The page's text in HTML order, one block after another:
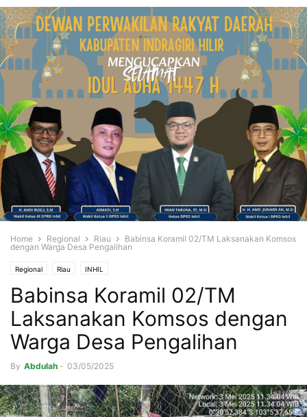
Home Regional Riau
Babinsa Koramil 02/TM Laksanakan Komsos
dengan Warga Desa Pengalihan
Regional Riau INHIL
Babinsa Koramil 02/TM
Laksanakan Komsos dengan
Warga Desa Pengalihan
By Abdulah - 03/05/2025